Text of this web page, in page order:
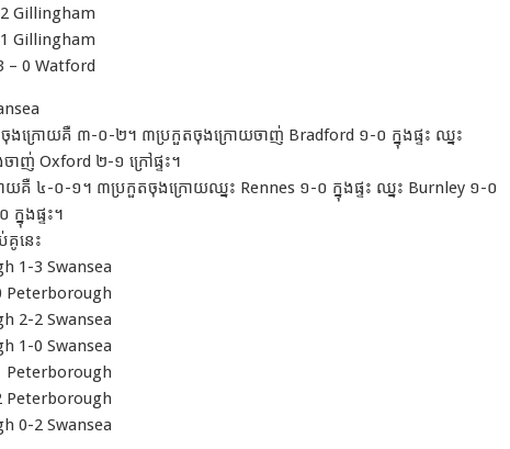
Gillingham
Gillingham
– 0 Watford
ងក្រោយគឺ ៣-០-២។ ៣ប្រកួតចុងក្រោយចាញ់ Bradford ១-០ ក្នុងផ្ទះ ឈ្នះ
ាញ់ Oxford ២-១ ក្រៅផ្ទះ។
យគឺ ៤-០-១។ ៣ប្រកួតចុងក្រោយឈ្នះ Rennes ១-០ ក្នុងផ្ទះ ឈ្នះ Burnley ១-០
នុងផ្ទះ។
គូនេះ
1-3 Swansea
Peterborough
2-2 Swansea
1-0 Swansea
Peterborough
Peterborough
0-2 Swansea